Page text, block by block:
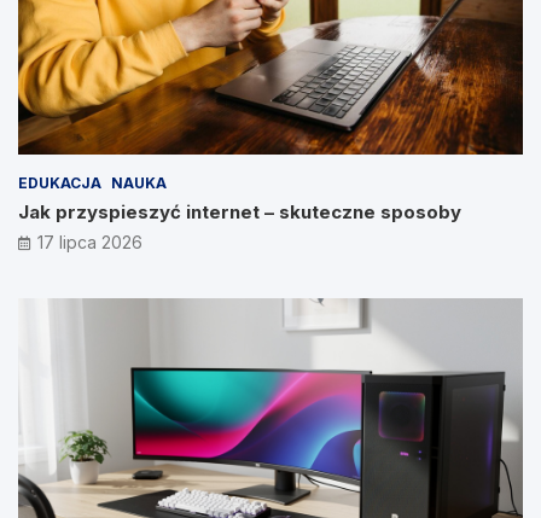
EDUKACJA NAUKA
Jak przyspieszyć internet – skuteczne sposoby
17 lipca 2026